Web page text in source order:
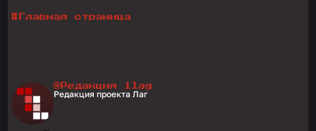
# Главная страница
@Редакция 1lag
Редакция проекта Лаг